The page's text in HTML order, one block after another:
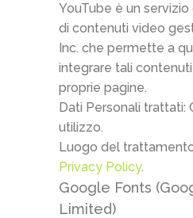
YouTube è un
di contenuti video
Inc. che permette a
integrare tali contenuti
proprie pagine.
Dati Personali trattati:
utilizzo.
Luogo del
Privacy Policy.
Google Fonts
Limited)